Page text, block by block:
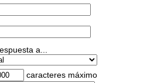
a...
caracteres máximo